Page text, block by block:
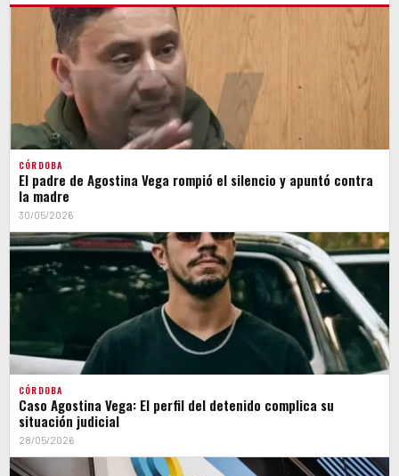
CÓRDOBA
El padre de Agostina Vega rompió el silencio y apuntó contra
la madre
30/05/2026
CÓRDOBA
Caso Agostina Vega: El perfil del detenido complica su
situación judicial
28/05/2026